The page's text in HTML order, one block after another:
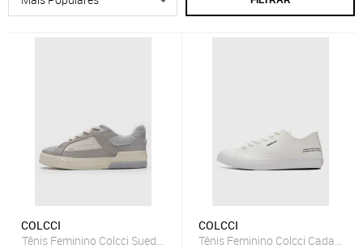
COLCCI
Tênis Feminino Colcci Suede Cinza
COLCCI
Tênis Feminino Colcci Cadarço